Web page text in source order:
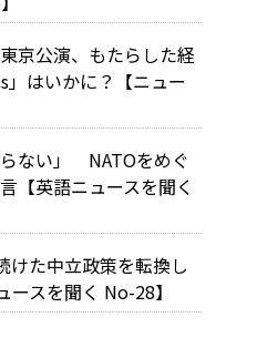
京公演、もたらした経
はいかに？【ニュー
らない」 NATOをめぐ
【英語ニュースを聞く
けた中立政策を転換し
スを聞く No-28】